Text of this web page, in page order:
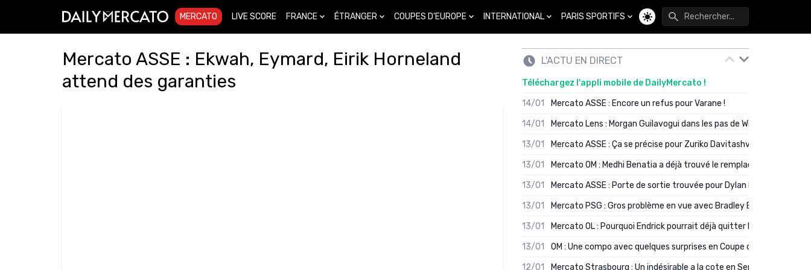
MERCATO LIVE SCORE FRANCE ÉTRANGER COUPES D'EUROPE INTERNATIONAL PARIS SPORTIFS
Changer de thème
Mercato ASSE : Ekwah, Eymard, Eirik Horneland
attend des garanties
L'ACTU EN DIRECT
Téléchargez l'appli mobile de DailyMercato !
14/01
Mercato ASSE : Encore un refus pour Varane !
14/01
Mercato Lens : Morgan Guilavogui dans les pas de Will Still ?
13/01
Mercato ASSE : Ça se précise pour Zuriko Davitashvili
13/01
Mercato OM : Medhi Benatia a déjà trouvé le remplaçant de Robinio
13/01
Mercato ASSE : Porte de sortie trouvée pour Dylan Batubinsika
13/01
Mercato PSG : Gros problème en vue avec Bradley Barcola ?
13/01
Mercato OL : Pourquoi Endrick pourrait déjà quitter Lyon en janvier
13/01
OM : Une compo avec quelques surprises en Coupe de France
12/01
Mercato Strasbourg : Un indésirable a la cote en Serie A